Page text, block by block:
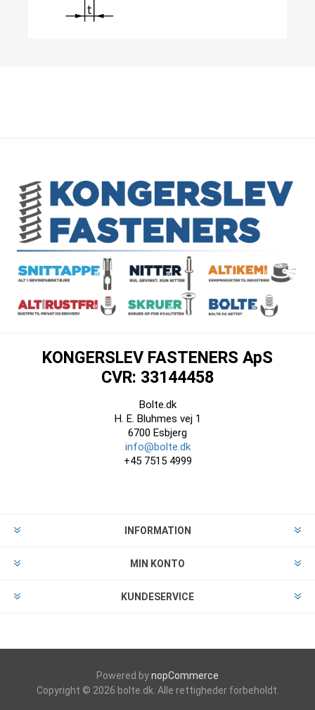
KONGERSLEV FASTENERS ApS
CVR: 33144458
Bolte.dk
H. E. Bluhmes vej 1
6700 Esbjerg
info@bolte.dk
+45 7515 4999
INFORMATION
MIN KONTO
KUNDESERVICE
Powered bynopCommerce
Copyright © 2026 bolte.dk. Alle rettigheder forbeholdt.